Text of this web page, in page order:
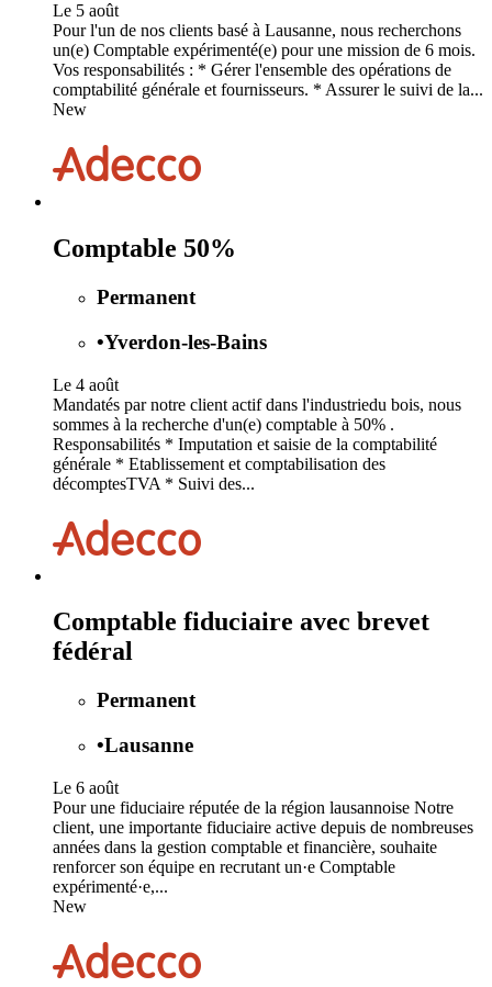
Le 5 août
Pour l'un de nos clients basé à Lausanne, nous recherchons
un(e) Comptable expérimenté(e) pour une mission de 6 mois.
Vos responsabilités : * Gérer l'ensemble des opérations de
comptabilité générale et fournisseurs. * Assurer le suivi de la...
New
Comptable 50%
Permanent
•Yverdon-les-Bains
Le 4 août
Mandatés par notre client actif dans l'industriedu bois, nous
sommes à la recherche d'un(e) comptable à 50% .
Responsabilités * Imputation et saisie de la comptabilité
générale * Etablissement et comptabilisation des
décomptesTVA * Suivi des...
Comptable fiduciaire avec brevet
fédéral
Permanent
•Lausanne
Le 6 août
Pour une fiduciaire réputée de la région lausannoise Notre
client, une importante fiduciaire active depuis de nombreuses
années dans la gestion comptable et financière, souhaite
renforcer son équipe en recrutant un·e Comptable
expérimenté·e,...
New